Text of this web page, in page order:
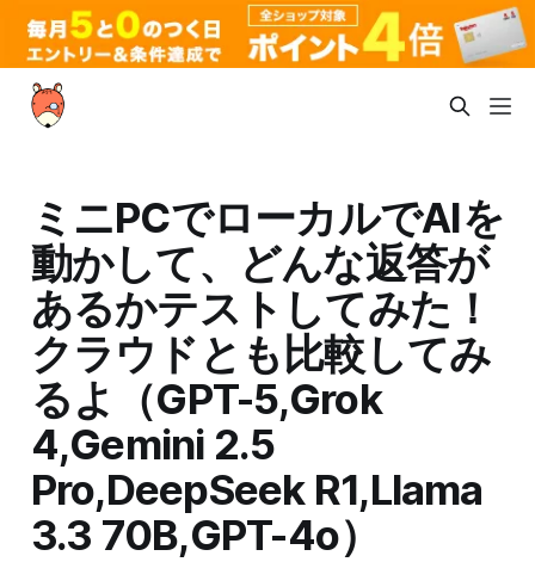
ミニPCでローカルでAIを
動かして、どんな返答が
あるかテストしてみた！
クラウドとも比較してみ
るよ（GPT-5,Grok
4,Gemini 2.5
Pro,DeepSeek R1,Llama
3.3 70B,GPT-4o）